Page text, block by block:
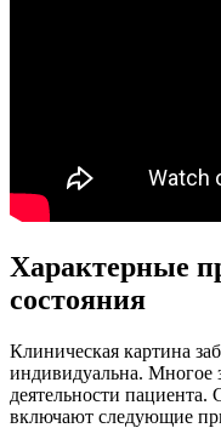
Характерные
состояния
Клиническая картина
индивидуальна. Многое
деятельности
включают следующие